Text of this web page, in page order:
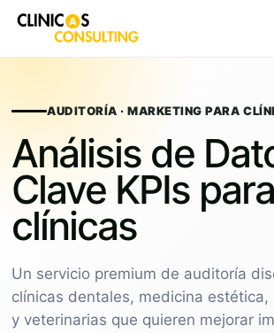
contentAUDITORÍA · MARKETING PARA
Análisis de
Clave KPIs para
clínicas
Un servicio premium de auditoría
clínicas dentales, medicina estética,
y veterinarias que quieren mejorar